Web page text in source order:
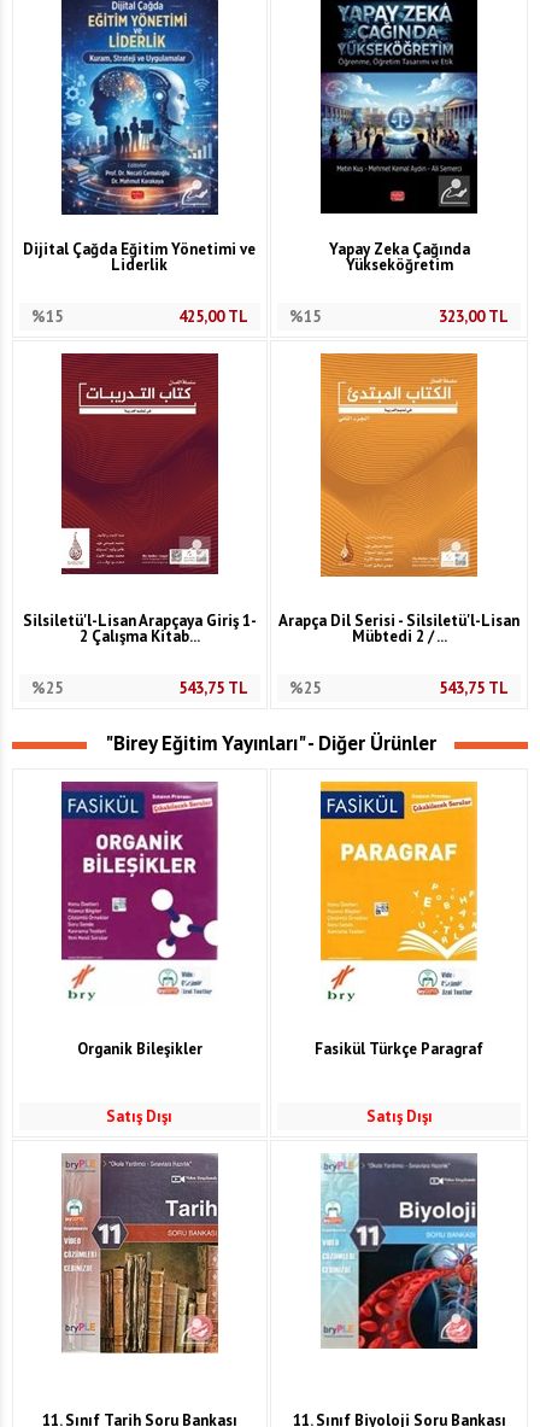
Dijital Çağda Eğitim Yönetimi ve
Liderlik
%15 425,00TL
Yapay Zeka Çağında
Yükseköğretim
%15 323,00TL
Silsiletü'l-Lisan Arapçaya Giriş 1-
2 Çalışma Kitab...
%25 543,75TL
Arapça Dil Serisi - Silsiletü'l-Lisan
Mübtedi 2 / ...
%25 543,75 TL
"Birey Eğitim Yayınları" - Diğer Ürünler
Organik Bileşikler
Satış Dışı
Fasikül Türkçe Paragraf
Satış Dışı
11. Sınıf Tarih Soru Bankası 11. Sınıf Biyoloji Soru Bankası